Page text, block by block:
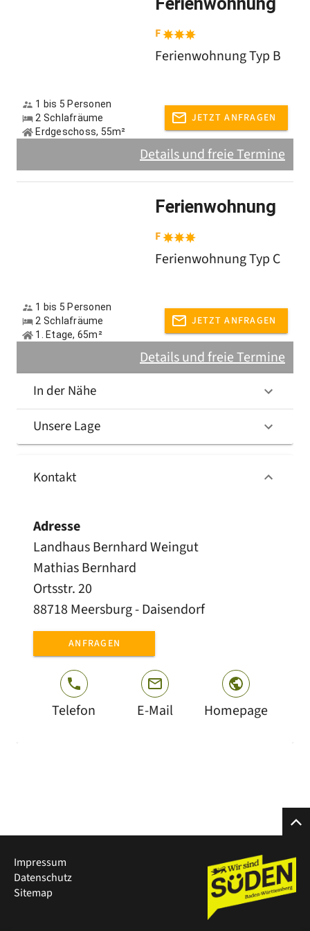
F
Ferienwohnung Typ B
1 bis 5 Personen
2 Schlafräume
Erdgeschoss, 55m²
JETZT ANFRAGEN
Details und freie Termine
Ferienwohnung
F
Ferienwohnung Typ C
1 bis 5 Personen
2 Schlafräume
1. Etage, 65m²
JETZT ANFRAGEN
Details und freie Termine
In der Nähe
Unsere Lage
Kontakt
Adresse
Landhaus Bernhard Weingut
Mathias Bernhard
Ortsstr. 20
88718 Meersburg - Daisendorf
ANFRAGEN
Telefon E-Mail Homepage
Impressum
Datenschutz
Sitemap